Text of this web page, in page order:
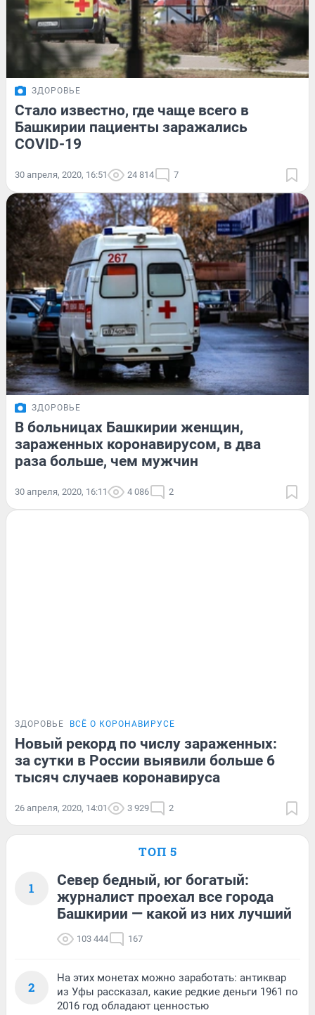
ЗДОРОВЬЕ
Стало известно, где чаще всего в
Башкирии пациенты заражались
COVID-19
30 апреля, 2020, 16:51 24 814 7
ЗДОРОВЬЕ
В больницах Башкирии женщин,
зараженных коронавирусом, в два
раза больше, чем мужчин
30 апреля, 2020, 16:11 4 086 2
ЗДОРОВЬЕ ВСЁ О КОРОНАВИРУСЕ
Новый рекорд по числу зараженных:
за сутки в России выявили больше 6
тысяч случаев коронавируса
26 апреля, 2020, 14:01 3 929 2
ТОП 5
1
Север бедный, юг богатый:
журналист проехал все города
Башкирии — какой из них лучший
103 444 167
2
На этих монетах можно заработать: антиквар
из Уфы рассказал, какие редкие деньги 1961 по
2016 год обладают ценностью